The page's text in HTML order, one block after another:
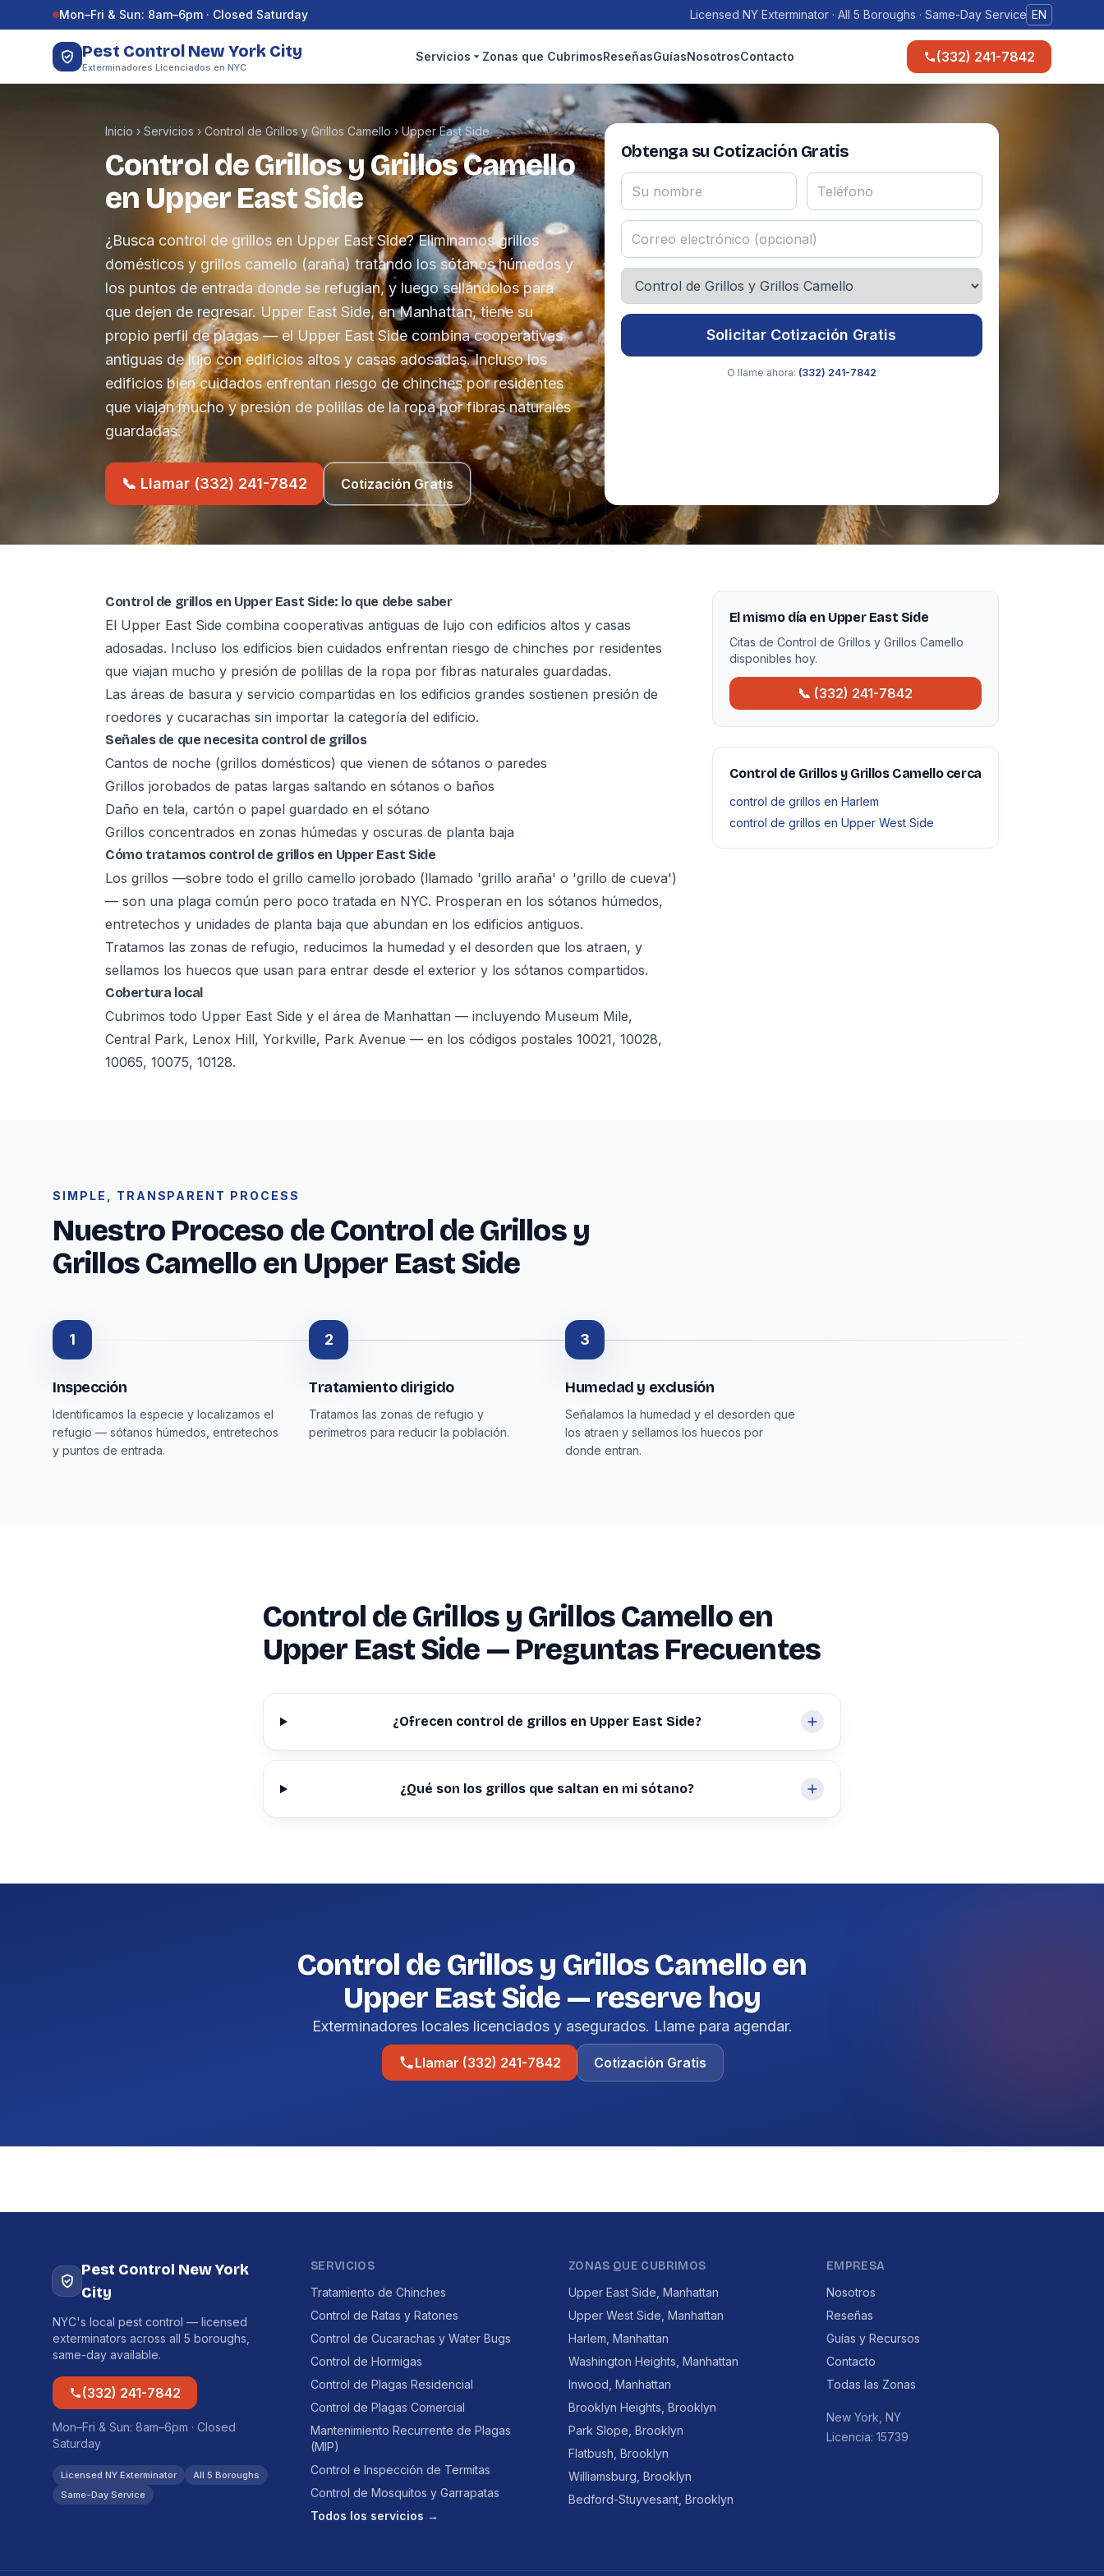
Saltar al contenidoMon–Fri & Sun: 8am–6pm · Closed Saturday Licensed NY Exterminator · All 5 Boroughs · Same-Day Service EN
Pest Control New York City
Exterminadores Licenciados en NYC
Servicios Zonas que CubrimosReseñasGuíasNosotrosContacto (332) 241-7842
Inicio › Servicios › Control de Grillos y Grillos Camello › Upper East Side
Control de Grillos y Grillos Camello
en Upper East Side
¿Busca control de grillos en Upper East Side? Eliminamos grillos
domésticos y grillos camello (araña) tratando los sótanos húmedos y
los puntos de entrada donde se refugian, y luego sellándolos para
que dejen de regresar. Upper East Side, en Manhattan, tiene su
propio perfil de plagas — el Upper East Side combina cooperativas
antiguas de lujo con edificios altos y casas adosadas. Incluso los
edificios bien cuidados enfrentan riesgo de chinches por residentes
que viajan mucho y presión de polillas de la ropa por fibras naturales
guardadas.
📞 Llamar (332) 241-7842 Cotización Gratis
Obtenga su Cotización Gratis
Solicitar Cotización Gratis
O llame ahora: (332) 241-7842
Control de grillos en Upper East Side: lo que debe saber
El Upper East Side combina cooperativas antiguas de lujo con edificios altos y casas
adosadas. Incluso los edificios bien cuidados enfrentan riesgo de chinches por residentes
que viajan mucho y presión de polillas de la ropa por fibras naturales guardadas.
Las áreas de basura y servicio compartidas en los edificios grandes sostienen presión de
roedores y cucarachas sin importar la categoría del edificio.
Señales de que necesita control de grillos
Cantos de noche (grillos domésticos) que vienen de sótanos o paredes
Grillos jorobados de patas largas saltando en sótanos o baños
Daño en tela, cartón o papel guardado en el sótano
Grillos concentrados en zonas húmedas y oscuras de planta baja
Cómo tratamos control de grillos en Upper East Side
Los grillos —sobre todo el grillo camello jorobado (llamado 'grillo araña' o 'grillo de cueva')
— son una plaga común pero poco tratada en NYC. Prosperan en los sótanos húmedos,
entretechos y unidades de planta baja que abundan en los edificios antiguos.
Tratamos las zonas de refugio, reducimos la humedad y el desorden que los atraen, y
sellamos los huecos que usan para entrar desde el exterior y los sótanos compartidos.
Cobertura local
Cubrimos todo Upper East Side y el área de Manhattan — incluyendo Museum Mile,
Central Park, Lenox Hill, Yorkville, Park Avenue — en los códigos postales 10021, 10028,
10065, 10075, 10128.
El mismo día en Upper East Side
Citas de Control de Grillos y Grillos Camello
disponibles hoy.
📞 (332) 241-7842
Control de Grillos y Grillos Camello cerca
control de grillos en Harlem
control de grillos en Upper West Side
SIMPLE, TRANSPARENT PROCESS
Nuestro Proceso de Control de Grillos y
Grillos Camello en Upper East Side
1
Inspección
Identificamos la especie y localizamos el
refugio — sótanos húmedos, entretechos
y puntos de entrada.
2
Tratamiento dirigido
Tratamos las zonas de refugio y
perímetros para reducir la población.
3
Humedad y exclusión
Señalamos la humedad y el desorden que
los atraen y sellamos los huecos por
donde entran.
Control de Grillos y Grillos Camello en
Upper East Side — Preguntas Frecuentes
¿Ofrecen control de grillos en Upper East Side?
¿Qué son los grillos que saltan en mi sótano?
Control de Grillos y Grillos Camello en
Upper East Side — reserve hoy
Exterminadores locales licenciados y asegurados. Llame para agendar.
Llamar (332) 241-7842 Cotización Gratis
Pest Control New York
City
NYC's local pest control — licensed
exterminators across all 5 boroughs,
same-day available.
(332) 241-7842
Mon–Fri & Sun: 8am–6pm · Closed
Saturday
Licensed NY Exterminator
All 5 Boroughs
Same-Day Service
SERVICIOS
Tratamiento de Chinches
Control de Ratas y Ratones
Control de Cucarachas y Water Bugs
Control de Hormigas
Control de Plagas Residencial
Control de Plagas Comercial
Mantenimiento Recurrente de Plagas
(MIP)
Control e Inspección de Termitas
Control de Mosquitos y Garrapatas
Todos los servicios →
ZONAS QUE CUBRIMOS
Upper East Side, Manhattan
Upper West Side, Manhattan
Harlem, Manhattan
Washington Heights, Manhattan
Inwood, Manhattan
Brooklyn Heights, Brooklyn
Park Slope, Brooklyn
Flatbush, Brooklyn
Williamsburg, Brooklyn
Bedford-Stuyvesant, Brooklyn
EMPRESA
Nosotros
Reseñas
Guías y Recursos
Contacto
Todas las Zonas
New York, NY
Licencia: 15739